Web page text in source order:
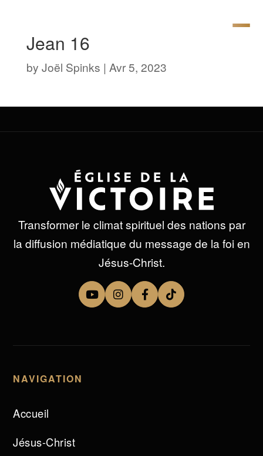
Jean 16
by Joël Spinks | Avr 5, 2023
Transformer le climat spirituel des nations par
la diffusion médiatique du message de la foi en
Jésus-Christ.
NAVIGATION
Accueil
Jésus-Christ